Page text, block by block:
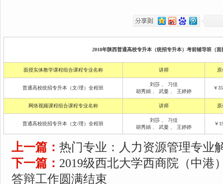
2018年陕西普通高校专升本（统招专升本）考前辅导班（
面授实体教学课程组合课程专业名称 讲师
普通高校统招专升本（文/理）全程班
刘莎
习佳
胡秀娟
武曼 王婷婷
￥
网络视频课程组合课程专业名称 讲师
普通高校统招专升本（文/理）全程班
刘莎
习佳
胡秀娟
武曼 王婷婷
￥
上一篇： 热门专业：人力资源管理专业
下一篇： 2019级西北大学西商院（中港
答辩工作圆满结束